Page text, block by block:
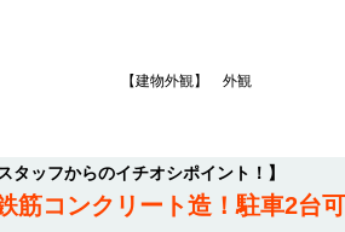
【建物外観】 外観
タッフからのイチオシポイント！】
筋コンクリート造！駐車2台